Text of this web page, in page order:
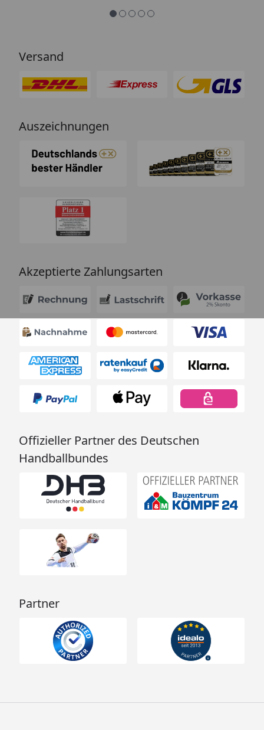
Versand
Auszeichnungen
Akzeptierte Zahlungsarten
Offizieller Partner des Deutschen
Handballbundes
Partner